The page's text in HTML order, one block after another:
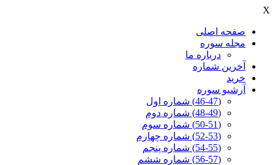
X
صفحه اصلی
مجله سوره
درباره ما
آخرين شماره
خرید
آرشیو سوره
(46-47) شماره اول
(48-49) شماره دوم
(50-51) شماره سوم
(52-53) شماره چهارم
(54-55) شماره پنجم
(56-57) شماره ششم